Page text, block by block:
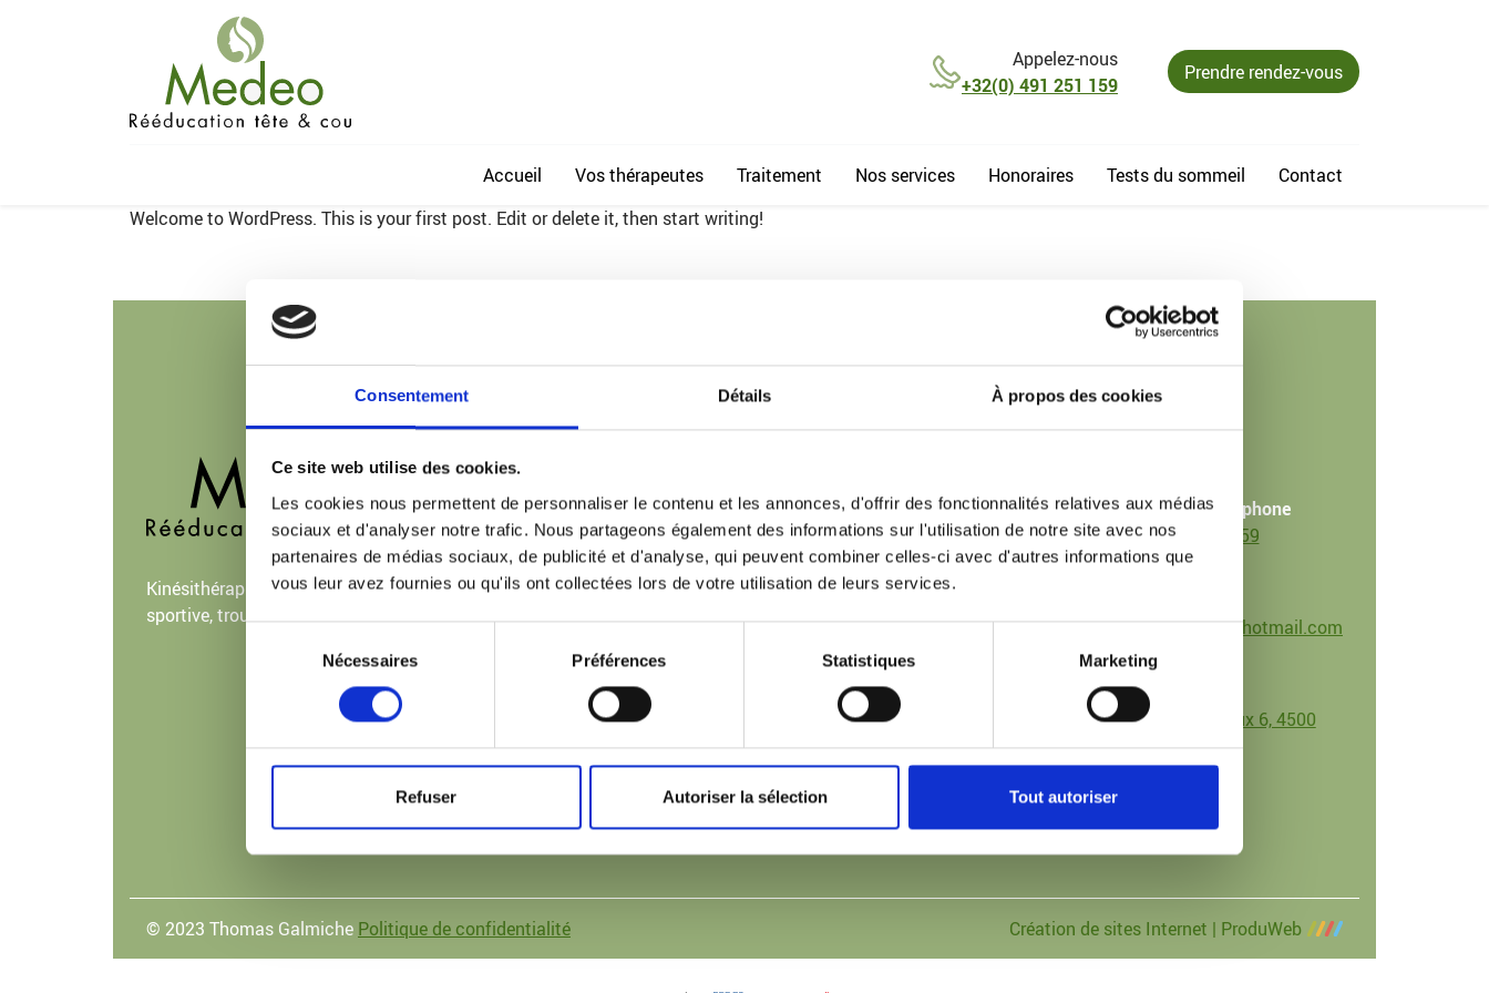
Consentement Détails À propos des cookies
Ce site web utilise des cookies.
Les cookies nous permettent de personnaliser le contenu et les annonces, d'offrir des fonctionnalités relatives aux médias
sociaux et d'analyser notre trafic. Nous partageons également des informations sur l'utilisation de notre site avec nos
partenaires de médias sociaux, de publicité et d'analyse, qui peuvent combiner celles-ci avec d'autres informations que
vous leur avez fournies ou qu'ils ont collectées lors de votre utilisation de leurs services.
consentement
Nécessaires Préférences Statistiques Marketing
Refuser Autoriser la sélection Tout autoriser
Appelez-nous
+32(0) 491 251 159
Prendre rendez-vous
Accueil Vos thérapeutes Traitement Nos services Honoraires Tests du sommeil
Contact
Welcome to WordPress. This is your first post. Edit or delete it, then start writing!
Kinésithérapie générale, kiné
sportive, troubles de l’ATM
Accueil
Vos thérapeutes
Traitement
Nos services
Honoraires
Mardi de 8 heure 30 à 21h00
Mercredi de 8h00 à 12h00
Jeudi de 8h30 à 18h30
Vendredi de 8h30 à 21h00
Numéro de téléphone
+32 491 25 11 59
galmichethomas@hotmail.com
Adresse
Rue de l'honneux 6, 4500
Huy
© 2023 Thomas Galmiche Politique de confidentialité Création de sites Internet | ProduWeb